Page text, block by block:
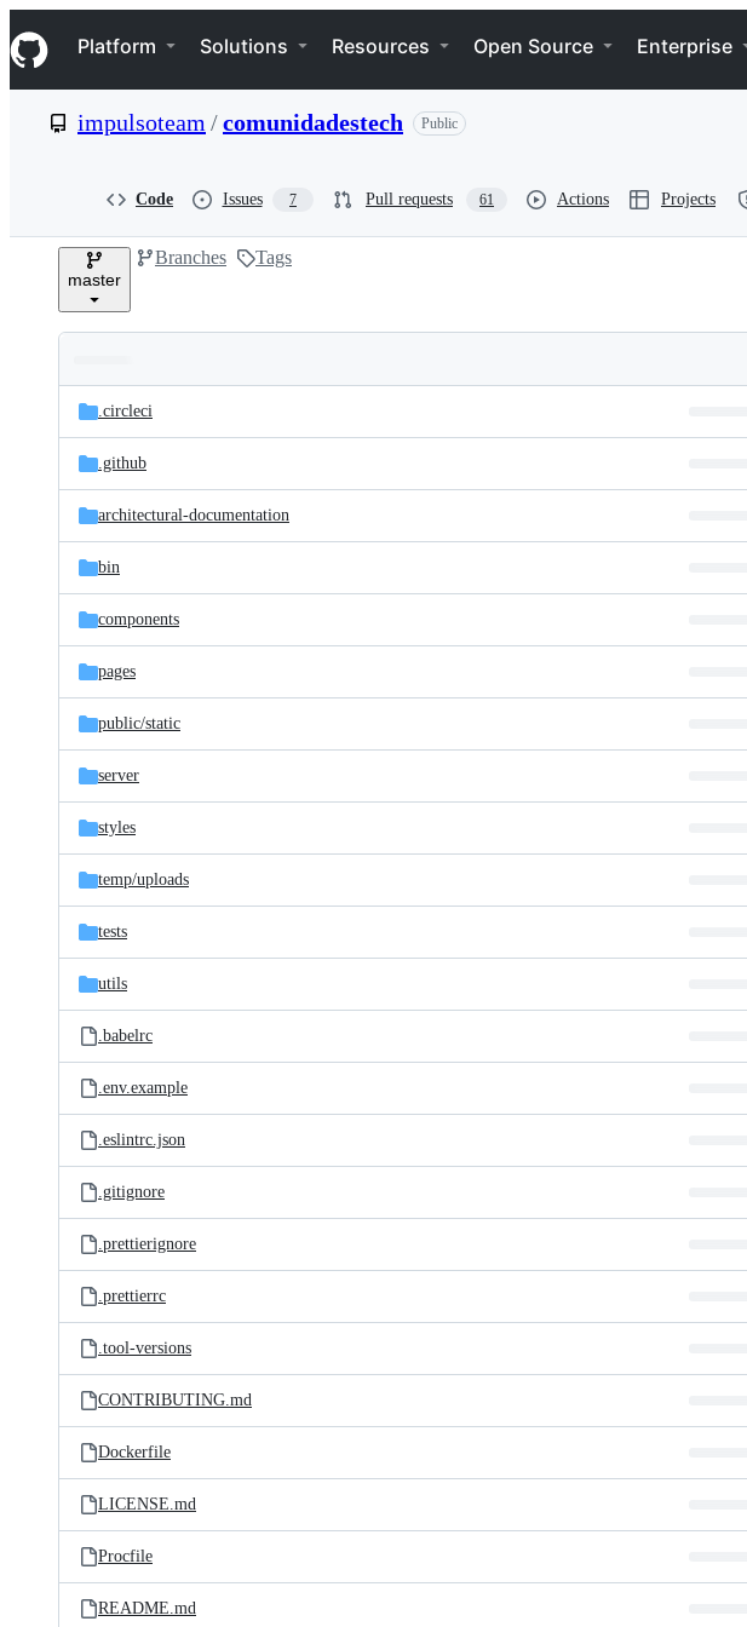
k
i
p
e
Navigation Menu
Platform Solutions Resources Open Source Enterprise
impulsoteam /comunidadestech Public
Code Issues 7 Pull requests 61 Actions Projects
master
Branches Tags
and
files
Latest
commit
.circleci
.github
architectural-documentation
bin
components
pages
public/static
server
styles
temp/uploads
tests
utils
.babelrc
.env.example
.eslintrc.json
.gitignore
.prettierignore
.prettierrc
.tool-versions
CONTRIBUTING.md
Dockerfile
LICENSE.md
Procfile
README.md